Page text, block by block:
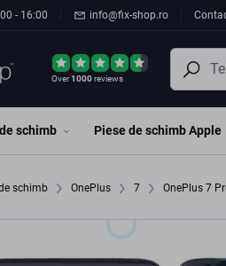
- 16:00 info@fix-shop.ro
Over1000reviews
schimb Piese de schimb Apple
schimb OnePlus 7 OnePlus 7